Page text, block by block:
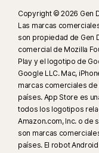
usar el modo de pantalla
La Protección contra
en inglés en plataformas
otras plataformas, usa el
posterior y un navegador
requiere una PC con IA
16 GB de RAM) o una PC
marca, 16 GB de RAM).
Copyright © 2026 Gen
Las marcas
son propiedad de Gen
comercial de Mozilla
Play y el logotipo de
Google LLC. Mac,
marcas comerciales de
países. App Store es
todos los logotipos
Amazon.com, Inc. o de
son marcas
países. El robot